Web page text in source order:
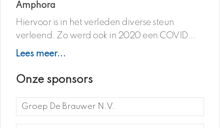
Amphora
Hiervoor is in het verleden diverse steun
verleend. Zo werd ook in 2020 een COVID...
Lees meer...
Onze sponsors
Groep De Brauwer N.V.